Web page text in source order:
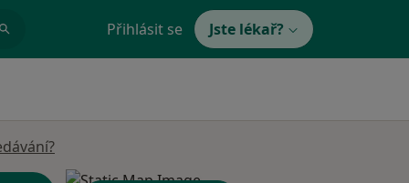
Přihlásit se Jste lékař?